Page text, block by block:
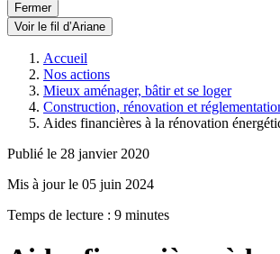
Fermer
Voir le fil d’Ariane
Accueil
Nos actions
Mieux aménager, bâtir et se loger
Construction, rénovation et
Aides financières à la rénovation
Publié le 28 janvier 2020
Mis à jour le 05 juin 2024
Temps de lecture : 9 minutes